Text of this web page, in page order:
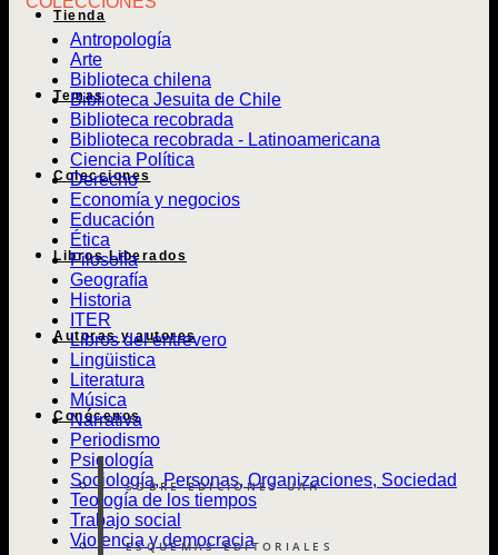
Tienda
Temas
Colecciones
Libros Liberados
Autoras y autores
Conócenos
SOBRE EDICIONES UAH
ESQUEMAS EDITORIALES
Antropología
Arte
Biblioteca chilena
Biblioteca Jesuita de Chile
Biblioteca recobrada
Biblioteca recobrada - Latinoamericana
Ciencia Política
Derecho
Economía y negocios
Educación
Ética
Filosofía
Geografía
Historia
ITER
Libros del entrevero
Lingüistica
Literatura
Música
Narrativa
Periodismo
Psicología
Sociología, Personas, Organizaciones, Sociedad
Teología de los tiempos
Trabajo social
Violencia y democracia